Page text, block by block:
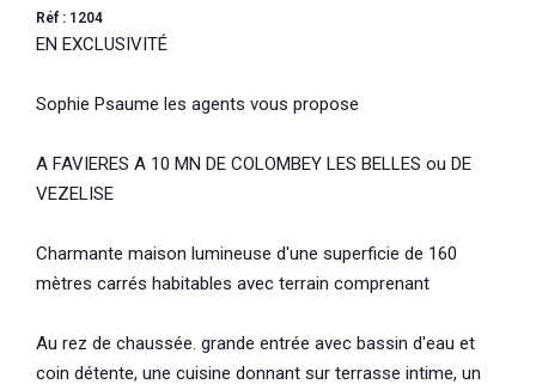
Réf : 1204
EN EXCLUSIVITÉ
Sophie Psaume les agents vous propose
A FAVIERES A 10 MN DE COLOMBEY LES BELLES ou DE
VEZELISE
Charmante maison lumineuse d'une superficie de 160
mètres carrés habitables avec terrain comprenant
Au rez de chaussée. grande entrée avec bassin d'eau et
coin détente, une cuisine donnant sur terrasse intime, un